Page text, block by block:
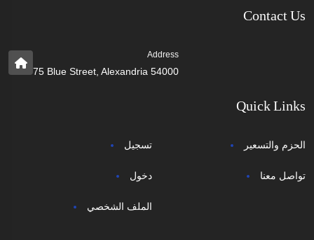
Contact Us
Address
75 Blue Street, Alexandria 54000
Quick Links
تسجيل
دخول
الملف الشخصي
الحزم والتسعير
تواصل معنا